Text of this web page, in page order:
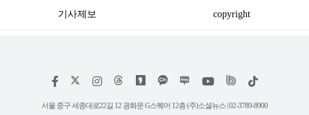
기사제보 copyright
페
스
인
타
위
트
틱
서울 중구 세종대로22길 12 광화문 G스퀘어 12층 (주)소셜뉴스 | 02-3789-8900